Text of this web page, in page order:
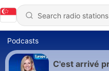
Podcasts
C'est arrivé